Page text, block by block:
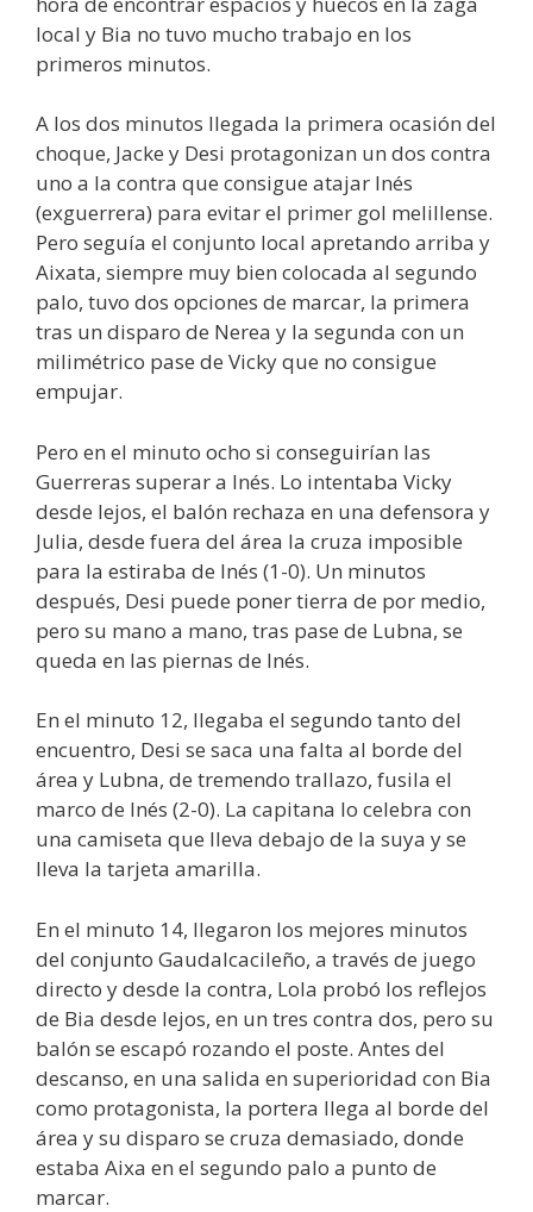
local y Bia no tuvo mucho trabajo en los
primeros minutos.
A los dos minutos llegada la primera ocasión del
choque, Jacke y Desi protagonizan un dos contra
uno a la contra que consigue atajar Inés
(exguerrera) para evitar el primer gol melillense.
Pero seguía el conjunto local apretando arriba y
Aixata, siempre muy bien colocada al segundo
palo, tuvo dos opciones de marcar, la primera
tras un disparo de Nerea y la segunda con un
milimétrico pase de Vicky que no consigue
empujar.
Pero en el minuto ocho si conseguirían las
Guerreras superar a Inés. Lo intentaba Vicky
desde lejos, el balón rechaza en una defensora y
Julia, desde fuera del área la cruza imposible
para la estiraba de Inés (1-0). Un minutos
después, Desi puede poner tierra de por medio,
pero su mano a mano, tras pase de Lubna, se
queda en las piernas de Inés.
En el minuto 12, llegaba el segundo tanto del
encuentro, Desi se saca una falta al borde del
área y Lubna, de tremendo trallazo, fusila el
marco de Inés (2-0). La capitana lo celebra con
una camiseta que lleva debajo de la suya y se
lleva la tarjeta amarilla.
En el minuto 14, llegaron los mejores minutos
del conjunto Gaudalcacileño, a través de juego
directo y desde la contra, Lola probó los reflejos
de Bia desde lejos, en un tres contra dos, pero su
balón se escapó rozando el poste. Antes del
descanso, en una salida en superioridad con Bia
como protagonista, la portera llega al borde del
área y su disparo se cruza demasiado, donde
estaba Aixa en el segundo palo a punto de
marcar.